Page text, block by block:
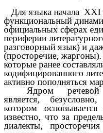
Для языка начала XXI
функциональный
официальных сферах
периферии
разговорный язык) и
(просторечие,
которые ранее
кодифицированного
активно пополняться
Ядром речевой
является,
котором
известно, что за
диалекты,